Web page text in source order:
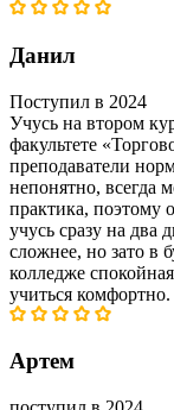
Данил
Поступил в 2024
Учусь на втором
факультете
преподаватели
непонятно, всегда
практика, поэтому
учусь сразу на
сложнее, но зато в
колледже
учиться комфортно.
Артем